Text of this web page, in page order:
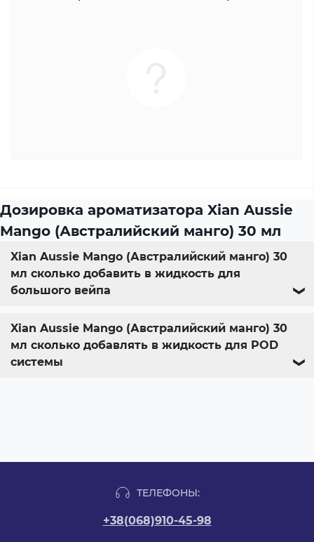
Дозировка ароматизатора Xian Aussie
Mango (Австралийский манго) 30 мл
Xian Aussie Mango (Австралийский манго) 30
мл сколько добавить в жидкость для
большого вейпа
❯
Xian Aussie Mango (Австралийский манго) 30
мл сколько добавлять в жидкость для POD
системы
❯
ТЕЛЕФОНЫ:
+38(068)910-45-98